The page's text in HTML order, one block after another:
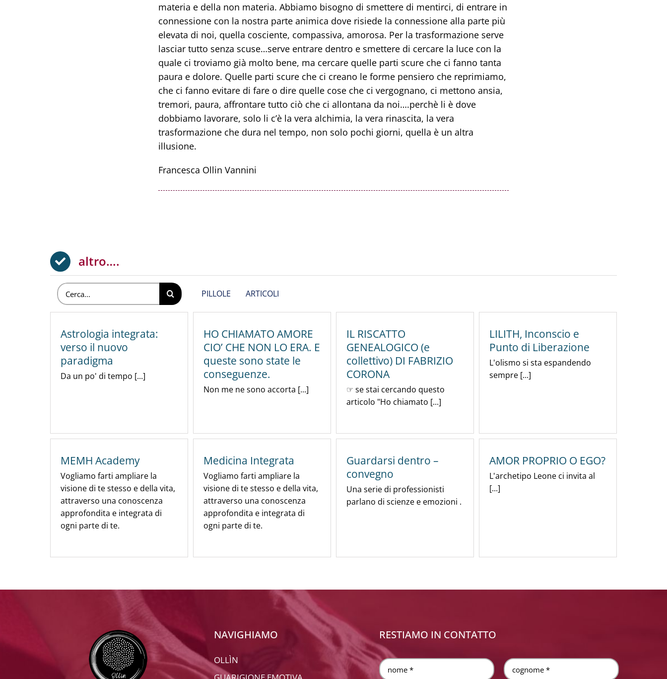
materia e della non materia. Abbiamo bisogno di smettere di mentirci, di entrare in
connessione con la nostra parte animica dove risiede la connessione alla parte più
elevata di noi, quella cosciente, compassiva, amorosa. Per la trasformazione serve
lasciar tutto senza scuse…serve entrare dentro e smettere di cercare la luce con la
quale ci troviamo già molto bene, ma cercare quelle parti scure che ci fanno tanta
paura e dolore. Quelle parti scure che ci creano le forme pensiero che reprimiamo,
che ci fanno evitare di fare o dire quelle cose che ci vergognano, ci mettono ansia,
tremori, paura, affrontare tutto ciò che ci allontana da noi….perchè li è dove
dobbiamo lavorare, solo li c’è la vera alchimia, la vera rinascita, la vera
trasformazione che dura nel tempo, non solo pochi giorni, quella è un altra
illusione.
Francesca Ollin Vannini
altro….
Cerca
per:
PILLOLE ARTICOLI
Astrologia integrata:
verso il nuovo
paradigma
Da un po' di tempo [...]
HO CHIAMATO AMORE
CIO’ CHE NON LO ERA. E
queste sono state le
conseguenze.
Non me ne sono accorta [...]
IL RISCATTO
GENEALOGICO (e
collettivo) DI FABRIZIO
CORONA
☞ se stai cercando questo
articolo "Ho chiamato [...]
LILITH, Inconscio e
Punto di Liberazione
L'olismo si sta espandendo
sempre [...]
MEMH Academy
Vogliamo farti ampliare la
visione di te stesso e della vita,
attraverso una conoscenza
approfondita e integrata di
ogni parte di te.
Medicina Integrata
Vogliamo farti ampliare la
visione di te stesso e della vita,
attraverso una conoscenza
approfondita e integrata di
ogni parte di te.
Guardarsi dentro –
convegno
Una serie di professionisti
parlano di scienze e emozioni .
AMOR PROPRIO O EGO?
L'archetipo Leone ci invita al
[...]
NAVIGHIAMO
OLLÌN
RESTIAMO IN CONTATTO